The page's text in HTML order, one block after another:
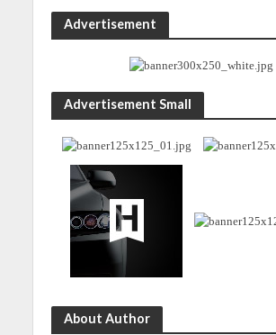
Advertisement
Advertisement Small
About Author